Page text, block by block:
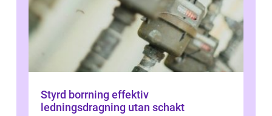
Styrd borrning effektiv
ledningsdragning utan schakt